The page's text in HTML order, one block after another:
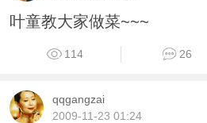
叶童教大家做菜~~~
114 26
qqgangzai
2009-11-23 01:24